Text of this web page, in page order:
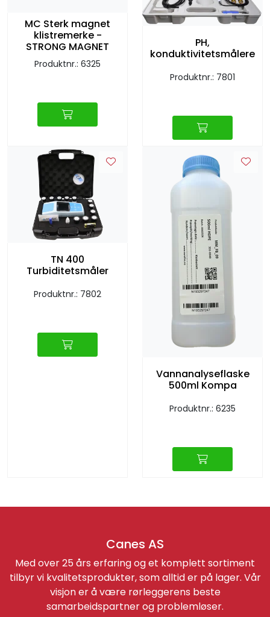
MC Sterk magnet
klistremerke -
STRONG MAGNET
Produktnr.: 6325
PH,
konduktivitetsmålere
Produktnr.: 7801
TN 400
Turbiditetsmåler
Produktnr.: 7802
Vannanalyseflaske
500ml Kompa
Produktnr.: 6235
Canes AS
Med over 25 års erfaring og et komplett sortiment
tilbyr vi kvalitetsprodukter, som alltid er på lager. Vår
visjon er å være rørleggerens beste
samarbeidspartner og problemløser.